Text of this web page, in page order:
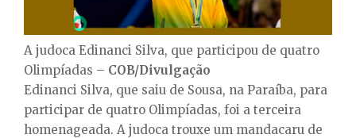
A judoca Edinanci Silva, que participou de quatro
Olimpíadas – COB/Divulgação
Edinanci Silva, que saiu de Sousa, na Paraíba, para
participar de quatro Olimpíadas, foi a terceira
homenageada. A judoca trouxe um mandacaru de